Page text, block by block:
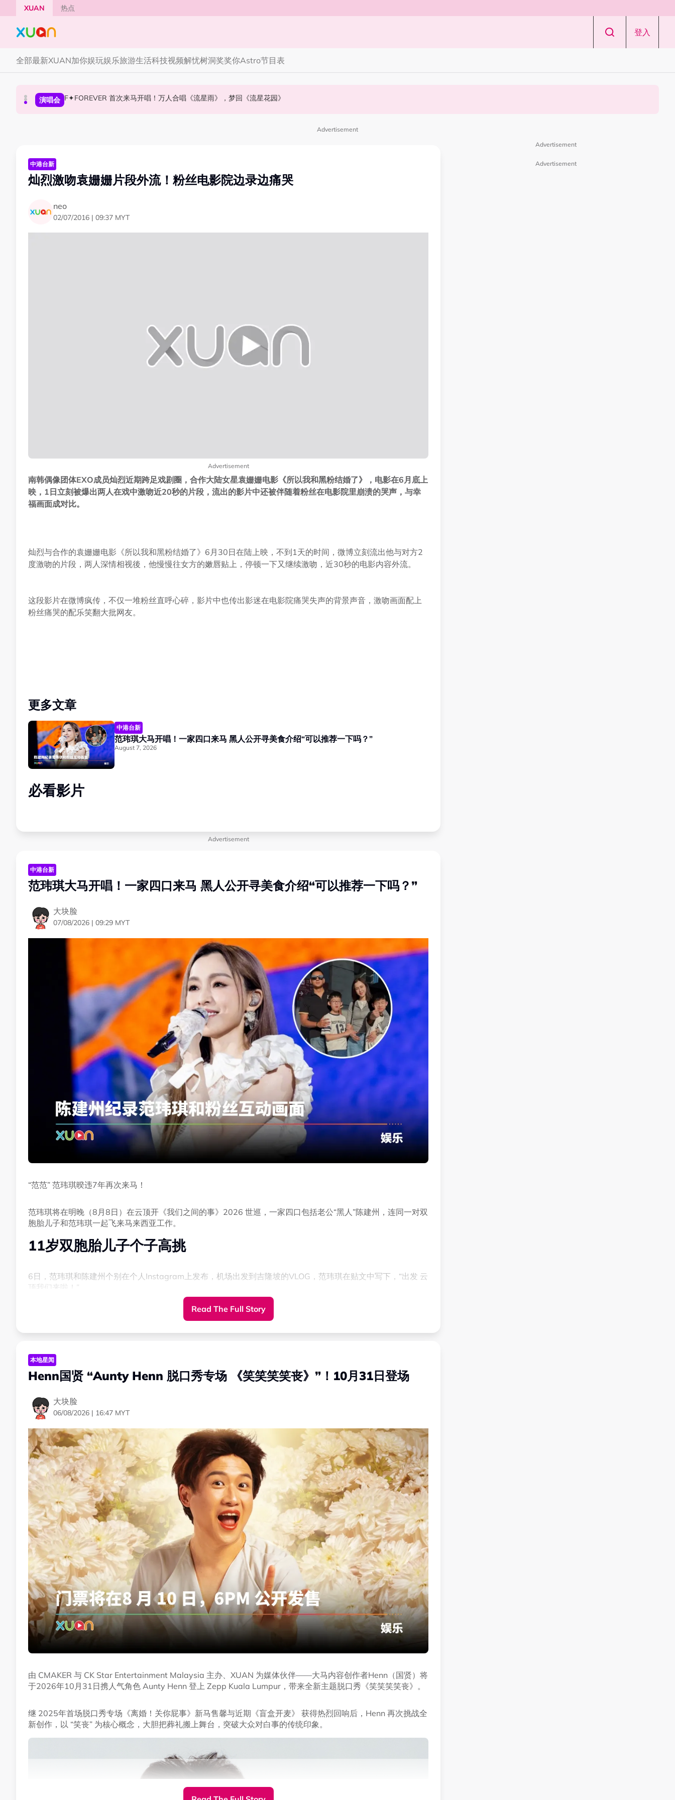
Skip to main content
XUAN 热点
登入
全部最新XUAN加你娱玩娱乐旅游生活科技视频解忧树洞奖奖你Astro节目表
国际星闻 张员瑛频陷耍大牌争议！首度吐心声：真相终究会浮出水面！
演唱会 F✦FOREVER 首次来马开唱！万人合唱《流星雨》，梦回《流星花园》
国际星闻 CORTIS MARTIN一开口就沦陷！深情演绎JANNABI歌曲获网友狂赞！
Advertisement
中港台新
灿烈激吻袁姗姗片段外流！粉丝电影院边录边痛哭
neo
02/07/2016 | 09:37 MYT
Advertisement
南韩偶像团体EXO成员灿烈近期跨足戏剧圈，合作大陆女星袁姗姗电影《所以我和黑粉结婚了》，电影在6月底上
映，1日立刻被爆出两人在戏中激吻近20秒的片段，流出的影片中还被伴随着粉丝在电影院里崩溃的哭声，与幸
福画面成对比。
灿烈与合作的袁姗姗电影《所以我和黑粉结婚了》6月30日在陆上映，不到1天的时间，微博立刻流出他与对方2
度激吻的片段，两人深情相视後，他慢慢往女方的嫩唇贴上，停顿一下又继续激吻，近30秒的电影内容外流。
这段影片在微博疯传，不仅一堆粉丝直呼心碎，影片中也传出影迷在电影院痛哭失声的背景声音，激吻画面配上
粉丝痛哭的配乐笑翻大批网友。
更多文章
中港台新
范玮琪大马开唱！一家四口来马 黑人公开寻美食介绍“可以推荐一下吗？”
August 7, 2026
必看影片
Advertisement
中港台新
范玮琪大马开唱！一家四口来马 黑人公开寻美食介绍“可以推荐一下吗？”
大块脸
07/08/2026 | 09:29 MYT
“范范” 范玮琪暌违7年再次来马！
范玮琪将在明晚（8月8日）在云顶开《我们之间的事》2026 世巡，一家四口包括老公“黑人”陈建州，连同一对双
胞胎儿子和范玮琪一起飞来马来西亚工作。
11岁双胞胎儿子个子高挑
6日，范玮琪和陈建州个别在个人Instagram上发布，机场出发到吉隆坡的VLOG，范玮琪在贴文中写下，“出发 云
顶我们来啦！”。
画面中看见，11岁的飞飞和翔翔身高已经超过172CM范玮琪的肩膀，兄弟俩都个子高挑。
Read The Full Story
本地星闻
Henn国贤 “Aunty Henn 脱口秀专场 《笑笑笑笑丧》”！10月31日登场
大块脸
06/08/2026 | 16:47 MYT
由 CMAKER 与 CK Star Entertainment Malaysia 主办、XUAN 为媒体伙伴——大马内容创作者Henn（国贤）将
于2026年10月31日携人气角色 Aunty Henn 登上 Zepp Kuala Lumpur，带来全新主题脱口秀《笑笑笑笑丧》。
继 2025年首场脱口秀专场《离婚！关你屁事》新马售馨与近期《盲盒开麦》 获得热烈回响后，Henn 再次挑战全
新创作，以 “笑丧” 为核心概念，大胆把葬礼搬上舞台，突破大众对白事的传统印象。
Advertisement
Advertisement